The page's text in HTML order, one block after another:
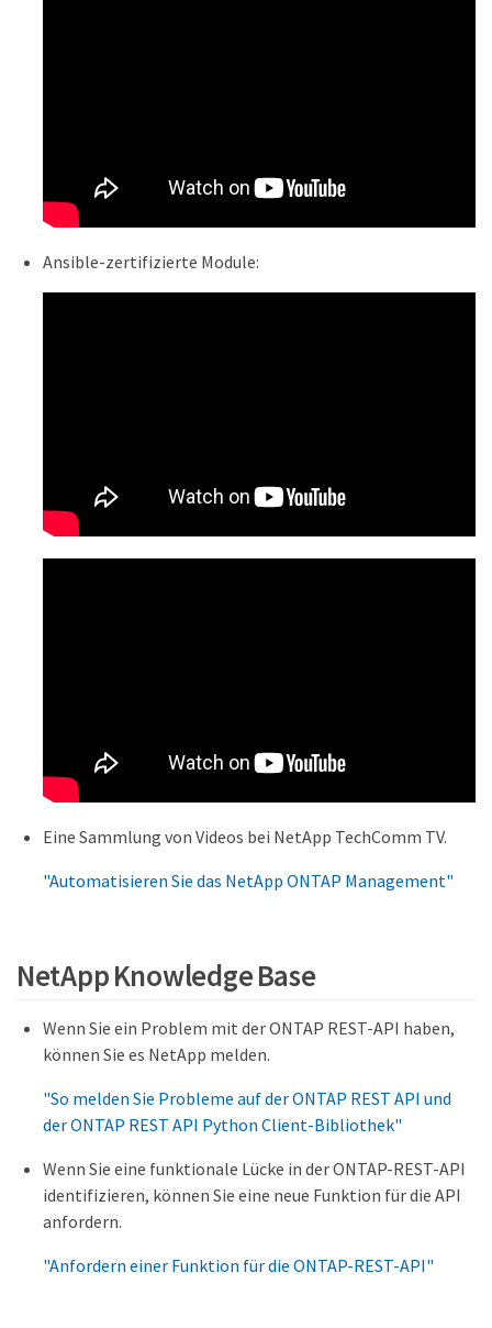
Ansible-zertifizierte Module:
Eine Sammlung von Videos bei NetApp TechComm TV.
"Automatisieren Sie das NetApp ONTAP Management"
NetApp Knowledge Base
Wenn Sie ein Problem mit der ONTAP REST-API haben,
können Sie es NetApp melden.
"So melden Sie Probleme auf der ONTAP REST API und
der ONTAP REST API Python Client-Bibliothek"
Wenn Sie eine funktionale Lücke in der ONTAP-REST-API
identifizieren, können Sie eine neue Funktion für die API
anfordern.
"Anfordern einer Funktion für die ONTAP-REST-API"